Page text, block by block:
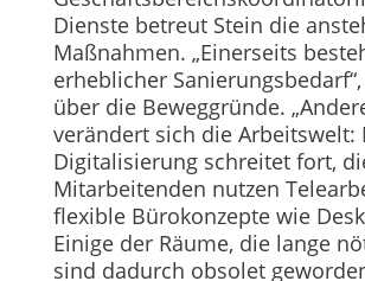
Dienste betreut Stein die
Maßnahmen. „Einerseits
erheblicher
über die Beweggründe.
verändert sich die Arbeitswelt:
Digitalisierung schreitet fort,
Mitarbeitenden nutzen
flexible Bürokonzepte wie
Einige der Räume, die lange
sind dadurch obsolet